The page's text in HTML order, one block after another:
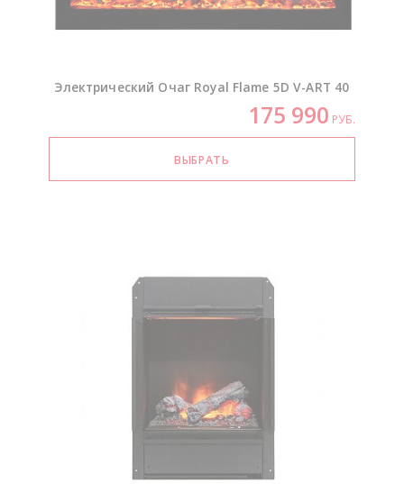
Электрический Очаг Royal Flame 5DV-ART 40
175 990 РУБ.